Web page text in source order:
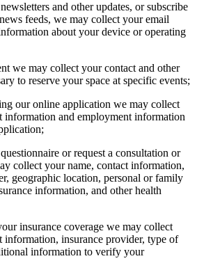
and other updates, or subscribe
feeds, we may collect your email
about your device or operating
we may collect your contact and other
to reserve your space at specific events;
our online application we may collect
information and employment information
or request a consultation or
collect your name, contact information,
geographic location, personal or family
information, and other health
insurance coverage we may collect
information, insurance provider, type of
information to verify your